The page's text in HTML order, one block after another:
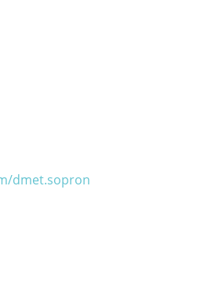
dmet.sopron